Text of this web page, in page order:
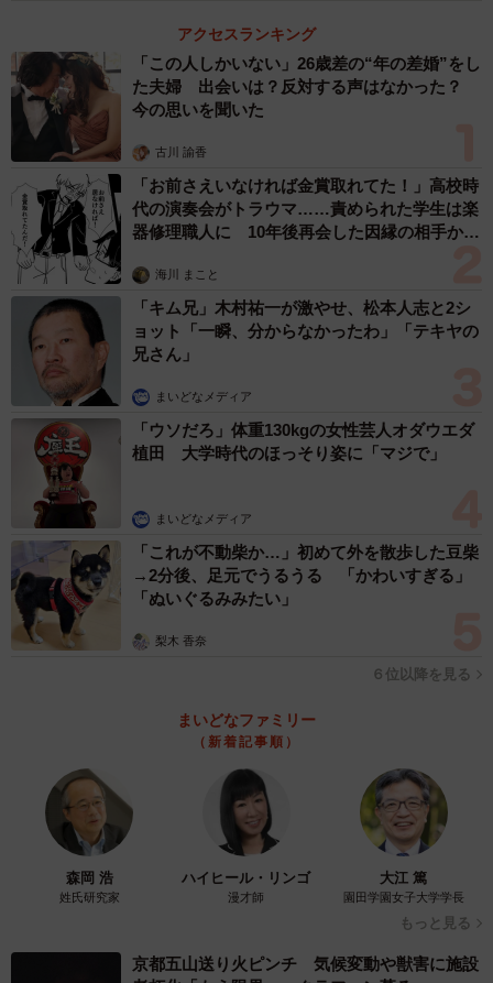
アクセスランキング
「この人しかいない」26歳差の“年の差婚”をし
た夫婦 出会いは？反対する声はなかった？
今の思いを聞いた
古川 諭香
「お前さえいなければ金賞取れてた！」高校時
代の演奏会がトラウマ……責められた学生は楽
器修理職人に 10年後再会した因縁の相手から
海川 まこと
「キム兄」木村祐一が激やせ、松本人志と2シ
ョット「一瞬、分からなかったわ」「テキヤの
兄さん」
まいどなメディア
「ウソだろ」体重130kgの女性芸人オダウエダ
植田 大学時代のほっそり姿に「マジで」
まいどなメディア
「これが不動柴か…」初めて外を散歩した豆柴
→2分後、足元でうるうる 「かわいすぎる」
「ぬいぐるみみたい」
梨木 香奈
６位以降を見る
まいどなファミリー
（新着記事順）
森岡 浩
姓氏研究家
ハイヒール・リンゴ
漫才師
大江 篤
園田学園女子大学学長
もっと見る
京都五山送り火ピンチ 気候変動や獣害に施設